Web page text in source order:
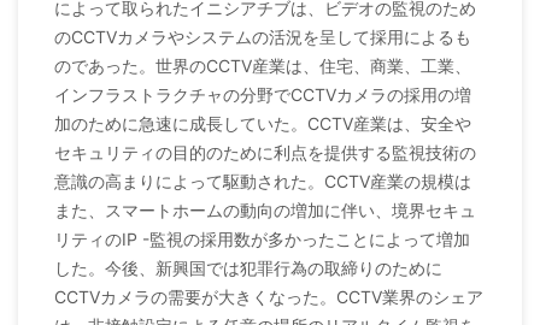
によって取られたイニシアチブは、ビデオの監視のため
のCCTVカメラやシステムの活況を呈して採用によるも
のであった。世界のCCTV産業は、住宅、商業、工業、
インフラストラクチャの分野でCCTVカメラの採用の増
加のために急速に成長していた。CCTV産業は、安全や
セキュリティの目的のために利点を提供する監視技術の
意識の高まりによって駆動された。CCTV産業の規模は
また、スマートホームの動向の増加に伴い、境界セキュ
リティのIP -監視の採用数が多かったことによって増加
した。今後、新興国では犯罪行為の取締りのために
CCTVカメラの需要が大きくなった。CCTV業界のシェア